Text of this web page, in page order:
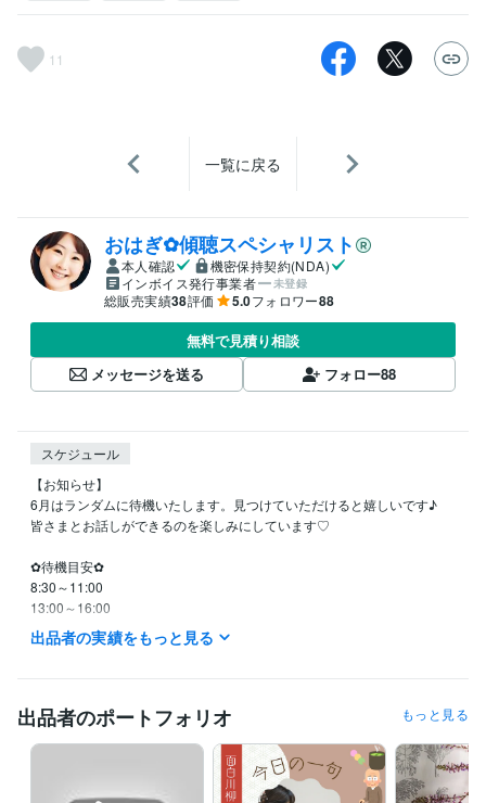
11
一覧に戻る
おはぎ✿傾聴スペシャリスト
本人確認
機密保持契約(NDA)
インボイス発行事業者
未登録
総販売実績38評価 5.0フォロワー88
無料で見積り相談
メッセージを送る
フォロー88
スケジュール
【お知らせ】
6月はランダムに待機いたします。見つけていただけると嬉しいです♪
皆さまとお話しができるのを楽しみにしています♡
✿待機目安✿
8:30～11:00
13:00～16:00
21:00～25:00
日曜日・祝日　待機はランダムになります。
※メッセージはいつでもOKなので、「この日のこの時間お話しでき
る？」などありましたらお気軽にお声かけください♪
出品者の実績をもっと見る
出品者のポートフォリオ もっと見る